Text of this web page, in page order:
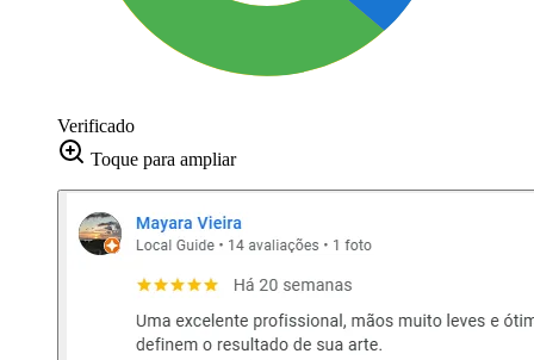
Verificado
Toque para ampliar